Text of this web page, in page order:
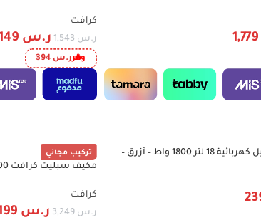
1,779
كرافت
ر.س
ر.س 1,149
وفرر.س
كرافت مكنسة برميل كهربائية 18 لتر 1800 واط – أزرق –
تركيب مجاني
-2%
كرافت
ر.س 3,249 ر.س 3,199